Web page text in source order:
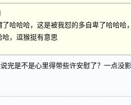
了哈哈哈，这是被我怼的多自卑了哈哈哈
，逗猴挺有意思
完是不是心里得带些许安慰了？一点没